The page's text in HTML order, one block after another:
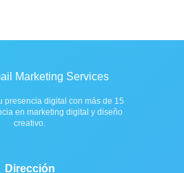
presencia digital con más de 15
en marketing digital y diseño
creativo.
Dirección